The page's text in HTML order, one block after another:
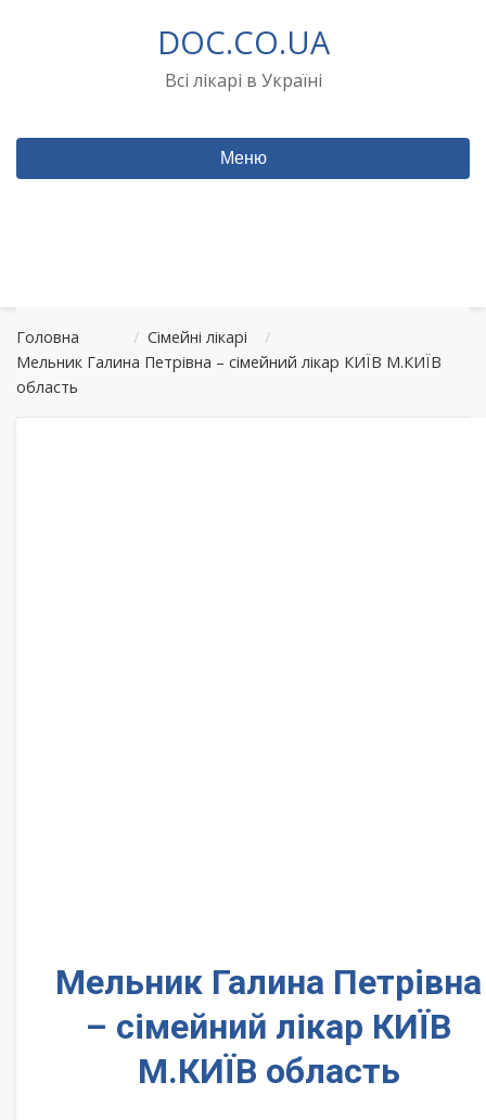
DOC.CO.UA
Всі лікарі в Україні
Меню
Головна / Сімейні лікарі
/
Мельник Галина Петрівна – сімейний лікар КИЇВ М.КИЇВ
область
Мельник Галина Петрівна
– сімейний лікар КИЇВ
М.КИЇВ область